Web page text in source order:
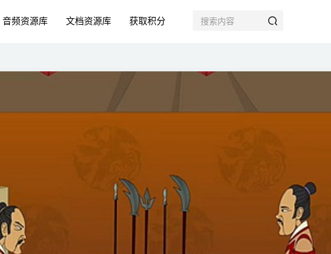
音频资源库 文档资源库 获取积分